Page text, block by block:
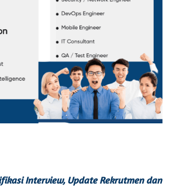
Interview, Update Rekrutmen dan